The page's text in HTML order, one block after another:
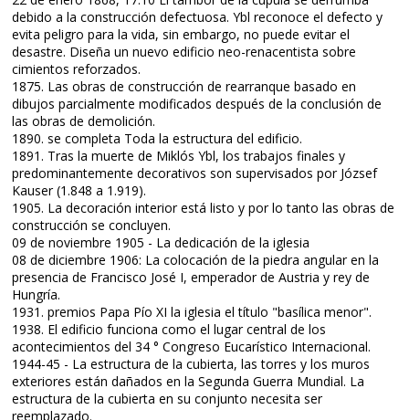
debido a la construcción defectuosa. Ybl reconoce el defecto y
evita peligro para la vida, sin embargo, no puede evitar el
desastre. Diseña un nuevo edificio neo-renacentista sobre
cimientos reforzados.
1875. Las obras de construcción de rearranque basado en
dibujos parcialmente modificados después de la conclusión de
las obras de demolición.
1890. se completa Toda la estructura del edificio.
1891. Tras la muerte de Miklós Ybl, los trabajos finales y
predominantemente decorativos son supervisados ​​por József
Kauser (1.848 a 1.919).
1905. La decoración interior está listo y por lo tanto las obras de
construcción se concluyen.
09 de noviembre 1905 - La dedicación de la iglesia
08 de diciembre 1906: La colocación de la piedra angular en la
presencia de Francisco José I, emperador de Austria y rey ​​de
Hungría.
1931. premios Papa Pío XI la iglesia el título "basílica menor".
1938. El edificio funciona como el lugar central de los
acontecimientos del 34 ° Congreso Eucarístico Internacional.
1944-45 - La estructura de la cubierta, las torres y los muros
exteriores están dañados en la Segunda Guerra Mundial. La
estructura de la cubierta en su conjunto necesita ser
reemplazado.